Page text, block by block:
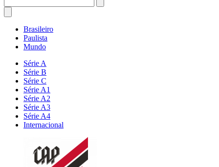
Brasileiro
Paulista
Mundo
Série A
Série B
Série C
Série A1
Série A2
Série A3
Série A4
Internacional